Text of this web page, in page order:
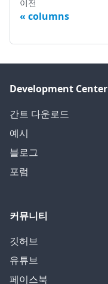
이전
columns
Development Center
간트 다운로드
예시
블로그
포럼
커뮤니티
깃허브
유튜브
페이스북